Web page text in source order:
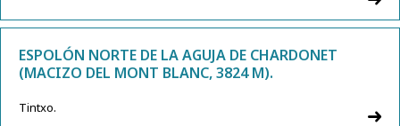
ESPOLÓN NORTE DE LA AGUJA DE CHARDONET
(MACIZO DEL MONT BLANC, 3824 M).
Tintxo.